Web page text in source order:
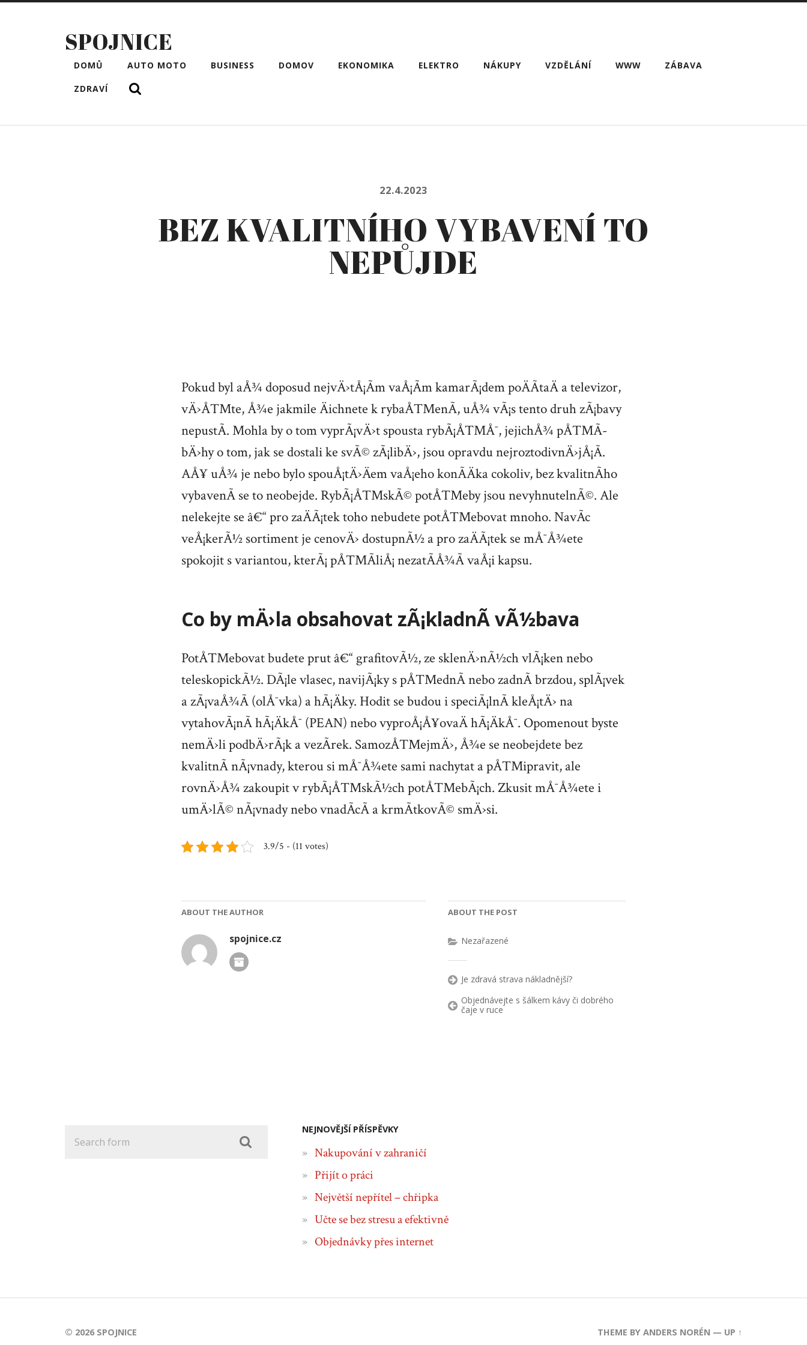
SPOJNICE
DOMŮ AUTO MOTO BUSINESS DOMOV EKONOMIKA ELEKTRO NÁKUPY VZDĚLÁNÍ WWW ZÁBAVA
ZDRAVÍ
22.4.2023
BEZ KVALITNÍHO VYBAVENÍ TO
NEPŮJDE
Pokud byl aÅ¾ doposud nejvÄ›tÅ¡Ã­m vaÅ¡Ã­m kamarÃ¡dem poÄÃ­taÄ a televizor,
vÄ›Å™te, Å¾e jakmile Äichnete k rybaÅ™enÃ­, uÅ¾ vÃ¡s tento druh zÃ¡bavy
nepustÃ­. Mohla by o tom vyprÃ¡vÄ›t spousta rybÃ¡Å™Å¯, jejichÅ¾ pÅ™Ã­
bÄ›hy o tom, jak se dostali ke svÃ© zÃ¡libÄ›, jsou opravdu nejroztodivnÄ›jÅ¡Ã­.
AÅ¥ uÅ¾ je nebo bylo spouÅ¡tÄ›Äem vaÅ¡eho konÃ­Äka cokoliv, bez kvalitnÃ­ho
vybavenÃ­ se to neobejde. RybÃ¡Å™skÃ© potÅ™ebyjsou nevyhnutelnÃ©. Ale
nelekejte se â€“ pro zaÄÃ¡tek toho nebudete potÅ™ebovat mnoho. NavÃ­c
veÅ¡kerÃ½ sortiment je cenovÄ› dostupnÃ½ a pro zaÄÃ¡tek se mÅ¯Å¾ete
spokojit s variantou, kterÃ¡ pÅ™Ã­liÅ¡ nezatÃ­Å¾Ã­ vaÅ¡i kapsu.
Co by mÄ›la obsahovat zÃ¡kladnÃ­ vÃ½bava
PotÅ™ebovat budete prut â€“ grafitovÃ½, ze sklenÄ›nÃ½ch vlÃ¡ken nebo
teleskopickÃ½. DÃ¡le vlasec, navijÃ¡ky s pÅ™ednÃ­ nebo zadnÃ­ brzdou, splÃ¡vek
a zÃ¡vaÅ¾Ã­ (olÅ¯vka) a hÃ¡Äky. Hodit se budou i speciÃ¡lnÃ­ kleÅ¡tÄ› na
vytahovÃ¡nÃ­ hÃ¡ÄkÅ¯ (PEAN) nebo vyproÅ¡Å¥ovaÄ hÃ¡ÄkÅ¯. Opomenout byste
nemÄ›li podbÄ›rÃ¡k a vezÃ­rek. SamozÅ™ejmÄ›, Å¾e se neobejdete bez
kvalitnÃ­ nÃ¡vnady, kterou si mÅ¯Å¾ete sami nachytat a pÅ™ipravit, ale
rovnÄ›Å¾ zakoupit v rybÃ¡Å™skÃ½ch potÅ™ebÃ¡ch. Zkusit mÅ¯Å¾ete i
umÄ›lÃ© nÃ¡vnady nebo vnadÃ­cÃ­ a krmÃ­tkovÃ© smÄ›si.
3.9/5 - (11 votes)
ABOUT THE AUTHOR
spojnice.cz
ABOUT THE POST
Nezařazené
Je zdravá strava nákladnější?
Objednávejte s šálkem kávy či dobrého
čaje v ruce
NEJNOVĚJŠÍ PŘÍSPĚVKY
Nakupování v zahraničí
Přijít o práci
Největší nepřítel – chřipka
Učte se bez stresu a efektivně
Objednávky přes internet
© 2026 SPOJNICE THEME BYANDERS NORÉN — UP ↑